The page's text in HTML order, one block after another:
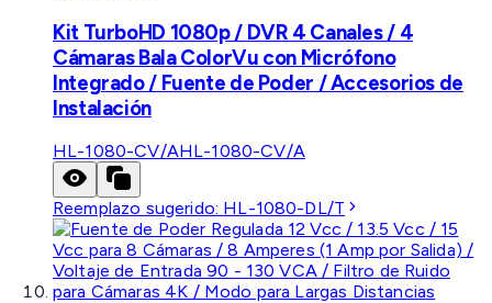
Kit TurboHD 1080p / DVR 4 Canales / 4
Cámaras Bala ColorVu con Micrófono
Integrado / Fuente de Poder / Accesorios de
Instalación
HL-1080-CV/AHL-1080-CV/A
Reemplazo sugerido: HL-1080-DL/T